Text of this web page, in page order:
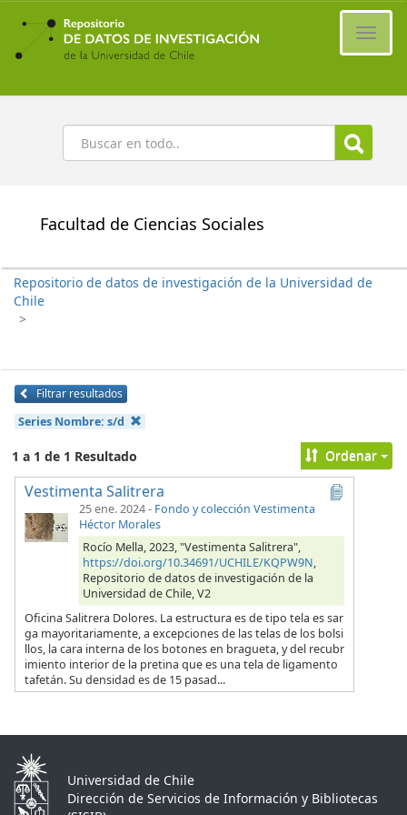
Ir
contenido
principal
Buscar
Facultad de Ciencias Sociales
Repositorio de datos de investigación de la Universidad de
Chile
>
Filtrar resultados
Series Nombre: s/d
1 a 1 de 1 Resultado Ordenar
Vestimenta Salitrera
25 ene. 2024- Fondo y colección Vestimenta
Héctor Morales
Rocío Mella, 2023, "Vestimenta Salitrera",
https://doi.org/10.34691/UCHILE/KQPW9N,
Repositorio de datos de investigación de la
Universidad de Chile, V2
Oficina Salitrera Dolores. La estructura es de tipo tela es sar
ga mayoritariamente, a excepciones de las telas de los bolsi
llos, la cara interna de los botones en bragueta, y del recubr
imiento interior de la pretina que es una tela de ligamento
tafetán. Su densidad es de 15 pasad...
Universidad de Chile
Dirección de Servicios de Información y Bibliotecas